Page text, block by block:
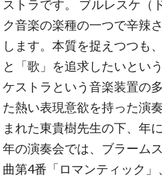
ストラです。 ブルレスケ（
ク音楽の楽種の一つで辛辣
します。本質を捉えつつも
と「歌」を追求したいとい
ケストラという音楽装置の
た熱い表現意欲を持った演
まれた東貴樹先生の下、年
年の演奏会では、ブラーム
曲第4番「ロマンティック